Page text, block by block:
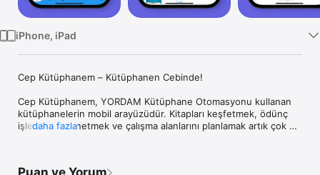
iPhone, iPad
Cep Kütüphanem – Kütüphanen Cebinde!
Cep Kütüphanem, YORDAM Kütüphane Otomasyonu kullanan
kütüphanelerin mobil arayüzüdür. Kitapları keşfetmek, ödünç
işlemlerini yönetmek ve çalışma alanlarını planlamak artık çok
daha fazla